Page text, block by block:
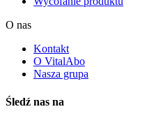
O nas
Kontakt
O VitalAbo
Nasza grupa
Śledź nas na